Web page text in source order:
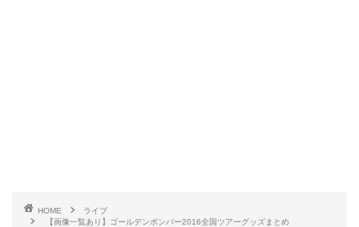
HOME
ライブ
【画像一覧あり】ゴールデンボンバー2016全国ツアーグッズまとめ